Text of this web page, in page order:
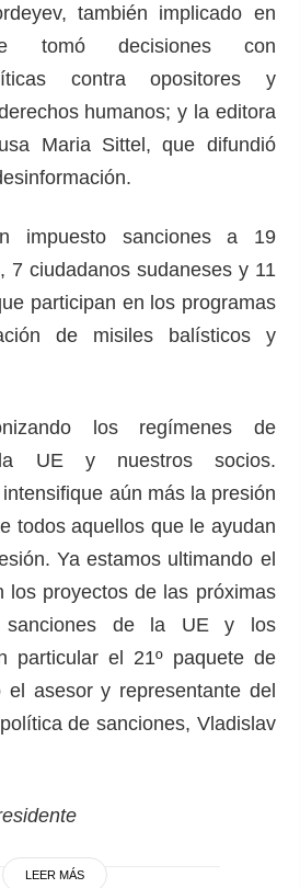
también implicado en
tomó decisiones con
contra opositores y
humanos; y la editora
Maria Sittel, que difundió
impuesto sanciones a 19
7 ciudadanos sudaneses y 11
participan en los programas
de misiles balísticos y
los regímenes de
UE y nuestros socios.
aún más la presión
todos aquellos que le ayudan
Ya estamos ultimando el
los proyectos de las próximas
sanciones de la UE y los
particular el 21º paquete de
el asesor y representante del
de sanciones, Vladislav
LEER MÁS